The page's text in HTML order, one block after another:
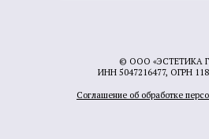
© ООО «ЭСТЕТИКА
ИНН 5047216477, ОГРН
Соглашение об обработке